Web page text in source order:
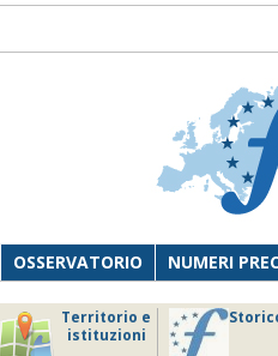
OSSERVATORIO NUMERI
Territorio e
istituzioni